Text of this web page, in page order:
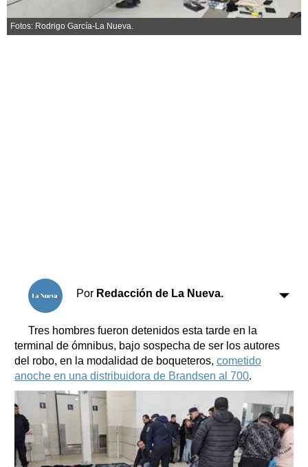
Fúnebres
Clasificados
Fotos: Rodrigo García-La Nueva.
Por Redacción de La Nueva.
Tres hombres fueron detenidos esta tarde en la
terminal de ómnibus, bajo sospecha de ser los autores
del robo, en la modalidad de boqueteros, cometido
anoche en una distribuidora de Brandsen al 700.